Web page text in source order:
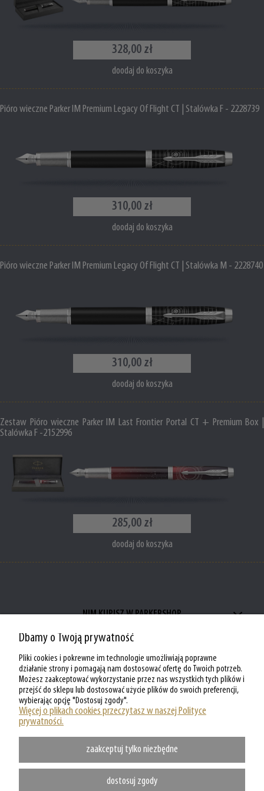
328,00 zł
doodaj do koszyka
Pióro wieczne Parker IM Premium Legacy Of Flight CT | Stalówka F - 2228739
310,00 zł
doodaj do koszyka
Pióro wieczne Parker IM Premium Legacy Of Flight CT | Stalówka M - 2228740
310,00 zł
doodaj do koszyka
Zestaw Pióro wieczne Parker IM Last Frontier Portal CT + Premium Box |
Stalówka F -2152996
285,00 zł
doodaj do koszyka
NIM KUPISZ W PARKERSHOP
ZAKUPY W PARKERSHOP
MOJE KONTO W PARKERSHOP
O PARKERSHOP
Dbamy o Twoją prywatność
Pliki cookies i pokrewne im technologie umożliwiają poprawne
działanie strony i pomagają nam dostosować ofertę do Twoich potrzeb.
Możesz zaakceptować wykorzystanie przez nas wszystkich tych plików i
przejść do sklepu lub dostosować użycie plików do swoich preferencji,
wybierając opcję "Dostosuj zgody".
Więcej o plikach cookies przeczytasz w naszej Polityce
prywatności.
zaakceptuj tylko niezbędne
dostosuj zgody